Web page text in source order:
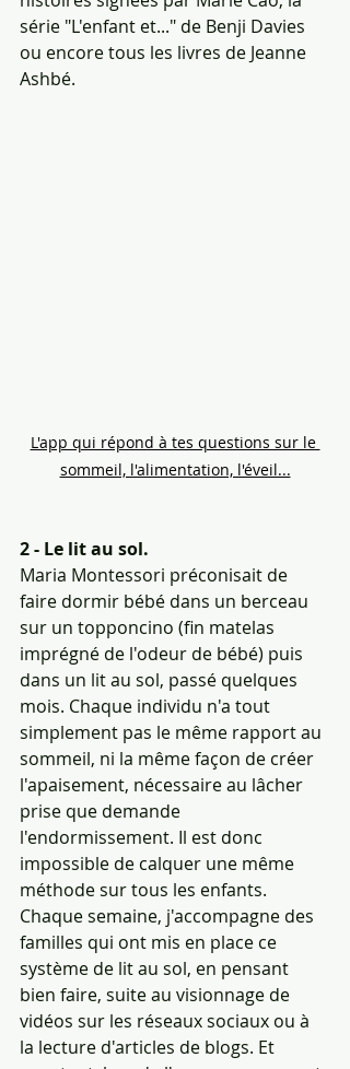
série "L'enfant et..." de Benji Davies
ou encore tous les livres de Jeanne
Ashbé.
L'app qui répond à tes questions sur le
sommeil, l'alimentation, l'éveil...
2 - Le lit au sol.
Maria Montessori préconisait de
faire dormir bébé dans un berceau
sur un topponcino (fin matelas
imprégné de l'odeur de bébé) puis
dans un lit au sol, passé quelques
mois. Chaque individu n'a tout
simplement pas le même rapport au
sommeil, ni la même façon de créer
l'apaisement, nécessaire au lâcher
prise que demande
l'endormissement. Il est donc
impossible de calquer une même
méthode sur tous les enfants.
Chaque semaine, j'accompagne des
familles qui ont mis en place ce
système de lit au sol, en pensant
bien faire, suite au visionnage de
vidéos sur les réseaux sociaux ou à
la lecture d'articles de blogs. Et